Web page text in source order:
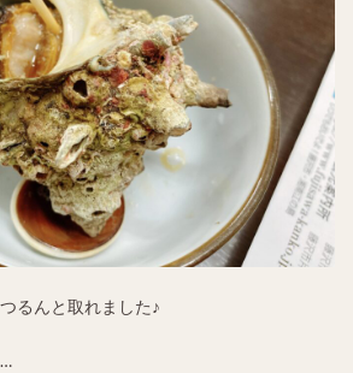
るんと取れました♪